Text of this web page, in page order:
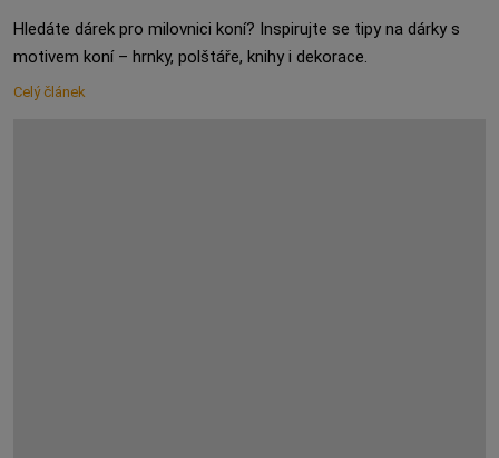
Hledáte dárek pro milovnici koní? Inspirujte se tipy na dárky s
motivem koní – hrnky, polštáře, knihy i dekorace.
Celý článek